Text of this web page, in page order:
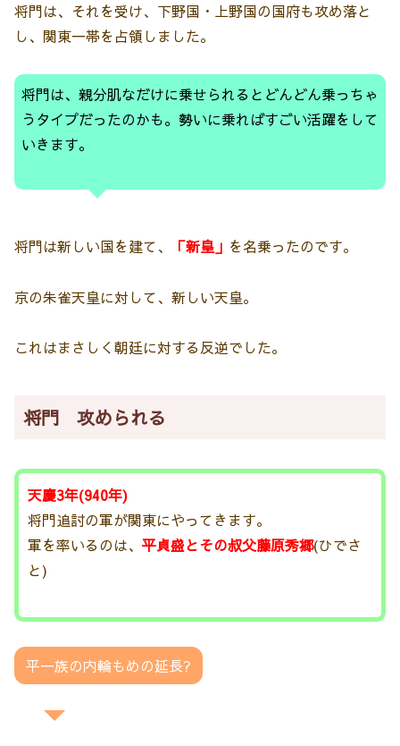
将門は、それを受け、下野国・上野国の国府も攻め落と
し、関東一帯を占領しました。
将門は、親分肌なだけに乗せられるとどんどん乗っちゃ
うタイプだったのかも。勢いに乗ればすごい活躍をして
いきます。
将門は新しい国を建て、 「新皇」 を名乗ったのです。
京の朱雀天皇に対して、新しい天皇。
これはまさしく朝廷に対する反逆でした。
将門 攻められる
天慶3年(940年)
将門追討の軍が関東にやってきます。
軍を率いるのは、 平貞盛とその叔父藤原秀郷(ひでさ
と)
平一族の内輪もめの延長?